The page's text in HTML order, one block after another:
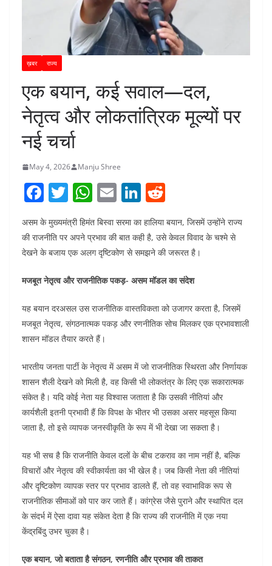
ख़बर राज्य
एक बयान, कई सवाल—दल,
नेतृत्व और लोकतांत्रिक मूल्यों पर
नई चर्चा
May 4, 2026 Manju Shree
F
c
e
b
o
o
k
T
w
itt
er
W
h
at
s
A
p
p
E
ai
l
Li
n
k
e
dI
n
d
di
असम के मुख्यमंत्री हिमंत बिस्वा सरमा का हालिया बयान, जिसमें उन्होंने राज्य
की राजनीति पर अपने प्रभाव की बात कही है, उसे केवल विवाद के चश्मे से
देखने के बजाय एक अलग दृष्टिकोण से समझने की जरूरत है।
मजबूत नेतृत्व और राजनीतिक पकड़- असम मॉडल का संदेश
यह बयान दरअसल उस राजनीतिक वास्तविकता को उजागर करता है, जिसमें
मजबूत नेतृत्व, संगठनात्मक पकड़ और रणनीतिक सोच मिलकर एक प्रभावशाली
शासन मॉडल तैयार करते हैं।
भारतीय जनता पार्टी के नेतृत्व में असम में जो राजनीतिक स्थिरता और निर्णायक
शासन शैली देखने को मिली है, वह किसी भी लोकतंत्र के लिए एक सकारात्मक
संकेत है। यदि कोई नेता यह विश्वास जताता है कि उसकी नीतियां और
कार्यशैली इतनी प्रभावी हैं कि विपक्ष के भीतर भी उसका असर महसूस किया
जाता है, तो इसे व्यापक जनस्वीकृति के रूप में भी देखा जा सकता है।
यह भी सच है कि राजनीति केवल दलों के बीच टकराव का नाम नहीं है, बल्कि
विचारों और नेतृत्व की स्वीकार्यता का भी खेल है। जब किसी नेता की नीतियां
और दृष्टिकोण व्यापक स्तर पर प्रभाव डालते हैं, तो वह स्वाभाविक रूप से
राजनीतिक सीमाओं को पार कर जाते हैं। कांग्रेस जैसे पुराने और स्थापित दल
के संदर्भ में ऐसा दावा यह संकेत देता है कि राज्य की राजनीति में एक नया
केंद्रबिंदु उभर चुका है।
एक बयान, जो बताता है संगठन, रणनीति और प्रभाव की ताकत